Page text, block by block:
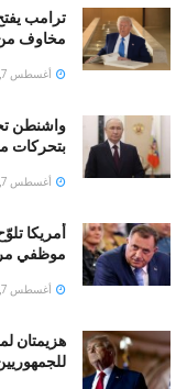
ترامب
مخاوف من
أغسطس 7, 2026
واشنطن
بتحركات
أغسطس 7, 2026
أمريكا
موظفي
أغسطس 7, 2026
هزيمتان